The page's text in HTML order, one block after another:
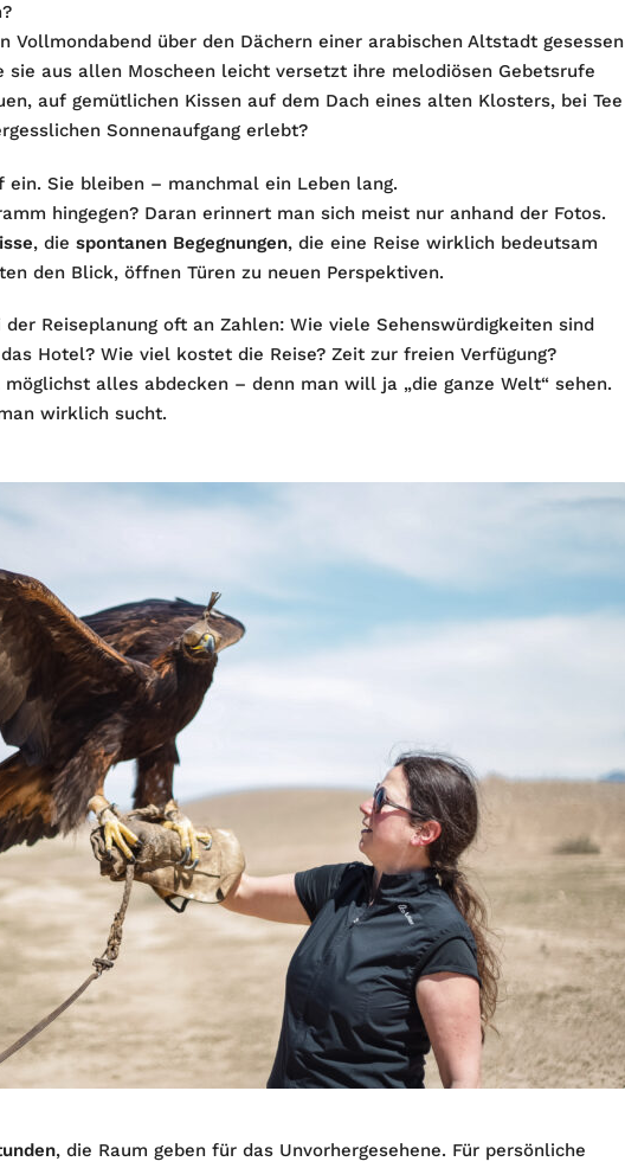
Vollmondabend über den Dächern einer arabischen Altstadt gesessen
sie aus allen Moscheen leicht versetzt ihre melodiösen Gebetsrufe
auf gemütlichen Kissen auf dem Dach eines alten Klosters, bei Tee
Sonnenaufgang erlebt?
Sie bleiben – manchmal ein Leben lang.
hingegen? Daran erinnert man sich meist nur anhand der Fotos.
, die spontanen Begegnungen, die eine Reise wirklich bedeutsam
den Blick, öffnen Türen zu neuen Perspektiven.
Reiseplanung oft an Zahlen: Wie viele Sehenswürdigkeiten sind
Hotel? Wie viel kostet die Reise? Zeit zur freien Verfügung?
alles abdecken – denn man will ja „die ganze Welt“ sehen.
wirklich sucht.
, die Raum geben für das Unvorhergesehene. Für persönliche